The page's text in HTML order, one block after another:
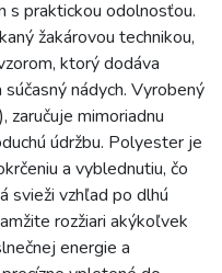
s praktickou odolnosťou.
žakárovou technikou,
ktorý dodáva
nádych. Vyrobený
mimoriadnu
údržbu. Polyester je
a vyblednutiu, čo
svieži vzhľad po dlhú
rozžiari akýkoľvek
energie a